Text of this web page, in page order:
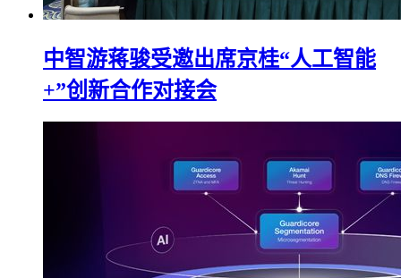
中智游蒋骏受邀出席京桂“人工智能
+”创新合作对接会